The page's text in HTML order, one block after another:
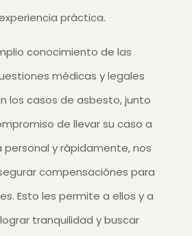
práctica.
conocimiento de las
médicas y legales
los casos de asbesto, junto
de llevar su caso a
personal y rápidamente, nos
compensaciónes para
Esto les permite a ellos y a
tranquilidad y buscar